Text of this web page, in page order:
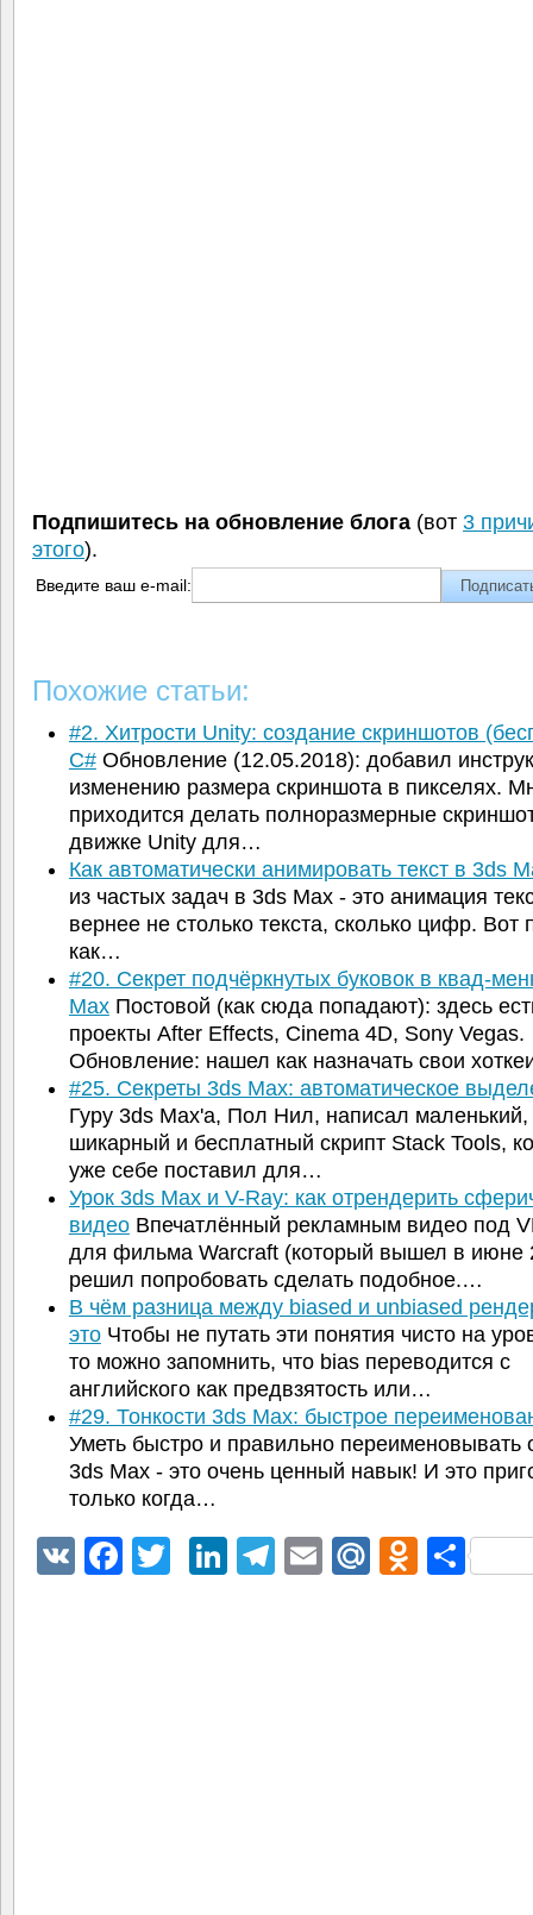
Подпишитесь на обновление блога (вот 3
этого).
Введите ваш e-mail:
Похожие статьи:
#2. Хитрости Unity: создание скриншотов
C#Обновление (12.05.2018): добавил
изменению размера скриншота в пикселях.
приходится делать полноразмерные
движке Unity для…
Как автоматически анимировать текст в 3ds
из частых задач в 3ds Max - это анимация
вернее не столько текста, сколько цифр. Вот
как…
#20. Секрет подчёркнутых буковок в квад-
MaxПостовой (как сюда попадают): здесь
проекты After Effects, Cinema 4D, Sony Vegas.
Обновление: нашел как назначать свои
#25. Секреты 3ds Max: автоматическое
Гуру 3ds Max'а, Пол Нил, написал маленький,
шикарный и бесплатный скрипт Stack Tools,
уже себе поставил для…
Урок 3ds Max и V-Ray: как отрендерить
видеоВпечатлённый рекламным видео под
для фильма Warcraft (который вышел в июне
решил попробовать сделать подобное.…
В чём разница между biased и unbiased
этоЧтобы не путать эти понятия чисто на
то можно запомнить, что bias переводится с
английского как предвзятость или…
#29. Тонкости 3ds Max: быстрое
Уметь быстро и правильно переименовывать
3ds Max - это очень ценный навык! И это
только когда…
VK Facebook
TwitterLinkedIn
Telegram
EmailMail.Ru